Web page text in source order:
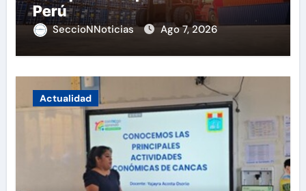
Perú
SeccioNNoticias Ago 7, 2026
Actualidad